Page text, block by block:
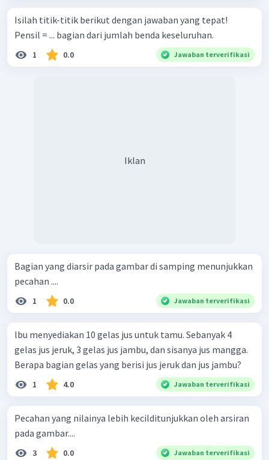
Isilah titik-titik berikut dengan jawaban yang tepat!
Pensil = ... bagian dari jumlah benda keseluruhan.
1 0.0 Jawaban terverifikasi
Iklan
Bagian yang diarsir pada gambar di samping menunjukkan
pecahan ....
1 0.0 Jawaban terverifikasi
lbu menyediakan 10 gelas jus untuk tamu. Sebanyak 4
gelas jus jeruk, 3 gelas jus jambu, dan sisanya jus mangga.
Berapa bagian gelas yang berisi jus jeruk dan jus jambu?
1 4.0 Jawaban terverifikasi
Pecahan yang nilainya lebih kecilditunjukkan oleh arsiran
pada gambar....
3 0.0 Jawaban terverifikasi